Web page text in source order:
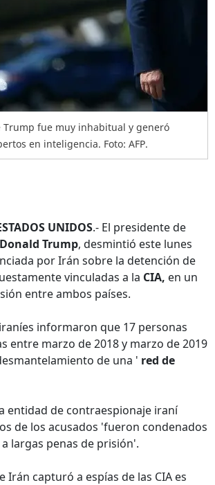
Trump fue muy inhabitual y generó
en inteligencia. Foto: AFP.
UNIDOS.- El presidente de
Donald Trump, desmintió este lunes
por Irán sobre la detención de
vinculadas a la CIA, en un
entre ambos países.
informaron que 17 personas
entre marzo de 2018 y marzo de 2019
de una ' red de
entidad de contraespionaje iraní
de los acusados 'fueron condenados
largas penas de prisión'.
Irán capturó a espías de las CIA es